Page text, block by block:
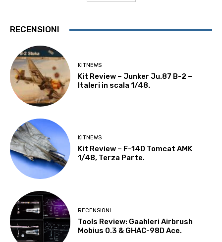
RECENSIONI
KITNEWS
Kit Review – Junker Ju.87 B-2 –
Italeri in scala 1/48.
KITNEWS
Kit Review – F-14D Tomcat AMK
1/48, Terza Parte.
RECENSIONI
Tools Review: Gaahleri Airbrush
Mobius 0.3 & GHAC-98D Ace.